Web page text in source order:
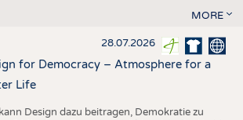
MORE
28.07.2026
for Democracy – Atmosphere for a
Life
Design dazu beitragen, Demokratie zu